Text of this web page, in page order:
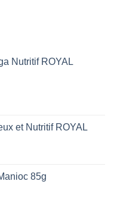
Nutritif ROYAL
et Nutritif ROYAL
85g